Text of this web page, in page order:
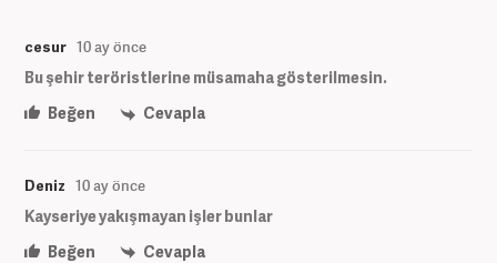
cesur 10 ay önce
Bu şehir teröristlerine müsamaha gösterilmesin.
Beğen
Cevapla
Deniz 10 ay önce
Kayseriye yakışmayan işler bunlar
Beğen
Cevapla